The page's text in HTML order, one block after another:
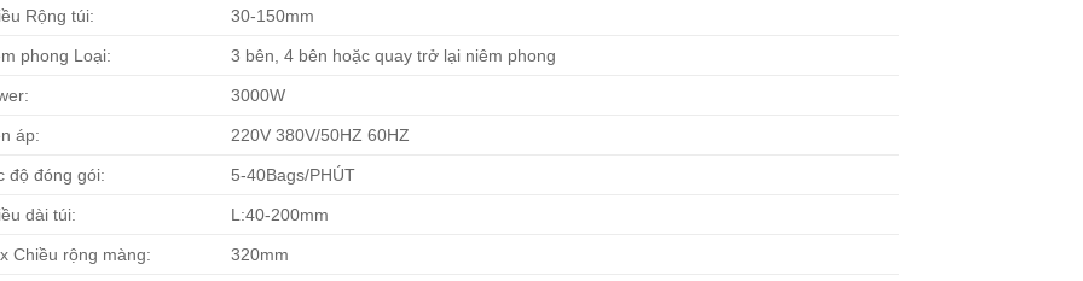
Rộng túi: 30-150mm
phong Loại: 3 bên, 4 bên hoặc quay trở lại niêm phong
3000W
áp: 220V 380V/50HZ 60HZ
độ đóng gói: 5-40Bags/PHÚT
dài túi: L:40-200mm
Chiều rộng màng: 320mm